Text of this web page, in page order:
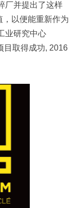
厂并提出了这样
以便能重新作为
业研究中心
目取得成功, 2016